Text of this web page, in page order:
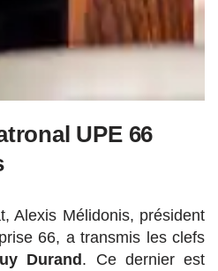
UPE 66
Alexis Mélidonis, président
66, a transmis les clefs
Durand. Ce dernier est